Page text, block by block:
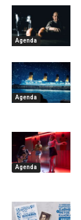
Agenda
Agenda
Agenda